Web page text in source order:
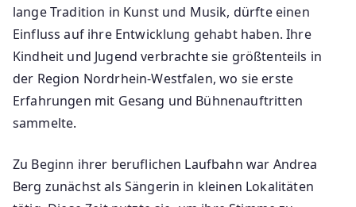
lange Tradition in Kunst und Musik, dürfte einen
Einfluss auf ihre Entwicklung gehabt haben. Ihre
Kindheit und Jugend verbrachte sie größtenteils in
der Region Nordrhein-Westfalen, wo sie erste
Erfahrungen mit Gesang und Bühnenauftritten
sammelte.
Zu Beginn ihrer beruflichen Laufbahn war Andrea
Berg zunächst als Sängerin in kleinen Lokalitäten